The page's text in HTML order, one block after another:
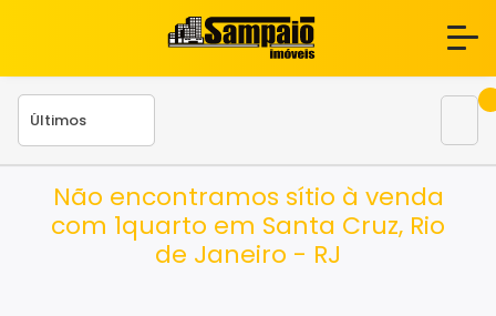
Não encontramos sítio à venda
com 1quarto em Santa Cruz, Rio
de Janeiro - RJ